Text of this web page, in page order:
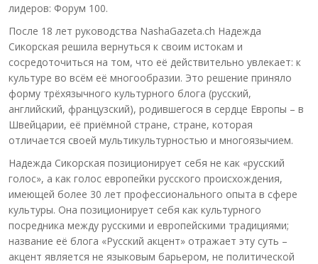
лидеров: Форум 100.
После 18 лет руководства NashaGazeta.ch Надежда
Сикорская решила вернуться к своим истокам и
сосредоточиться на том, что её действительно увлекает: к
культуре во всём её многообразии. Это решение приняло
форму трёхязычного культурного блога (русский,
английский, французский), родившегося в сердце Европы – в
Швейцарии, её приёмной стране, стране, которая
отличается своей мультикультурностью и многоязычием.
Надежда Сикорская позиционирует себя не как «русский
голос», а как голос европейки русского происхождения,
имеющей более 30 лет профессионального опыта в сфере
культуры. Она позиционирует себя как культурного
посредника между русскими и европейскими традициями;
название её блога «Русский акцент» отражает эту суть –
акцент является не языковым барьером, не политической